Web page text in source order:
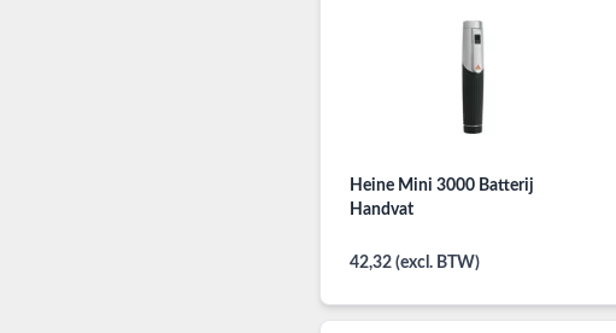
Heine Mini 3000 Batterij
Handvat
42,32 (excl. BTW)